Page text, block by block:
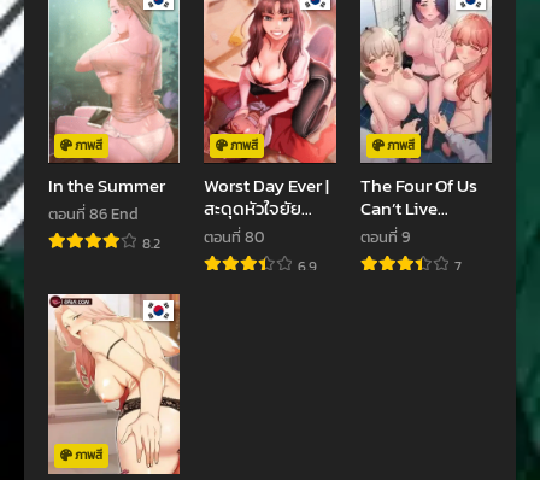
ตอนที่ 18
พฤษภาคม 18, 2024
ตอนที่ 17
พฤษภาคม 12, 2024
ตอนที่ 16
พฤษภาคม 11, 2024
ตอนที่ 15
พฤษภาคม 11, 2024
ตอนที่ 14
พฤษภาคม 11, 2024
ตอนที่ 13
พฤษภาคม 11, 2024
พฤษภาคม 11, 2024
ตอนที่ 11
ตอนที่ 10
พฤษภาคม 11, 2024
ตอนที่ 8
พฤษภาคม 11, 2024
ภาพสี
In the Summer
ตอนที่ 86 End
8.2
ภาพสี
Worst Day Ever |
สะดุดหัวใจยัย
โรคจิต
ตอนที่ 80
6.9
ภาพสี
The Four Of Us
Can’t Live
Together
ตอนที่ 9
7
ภาพสี